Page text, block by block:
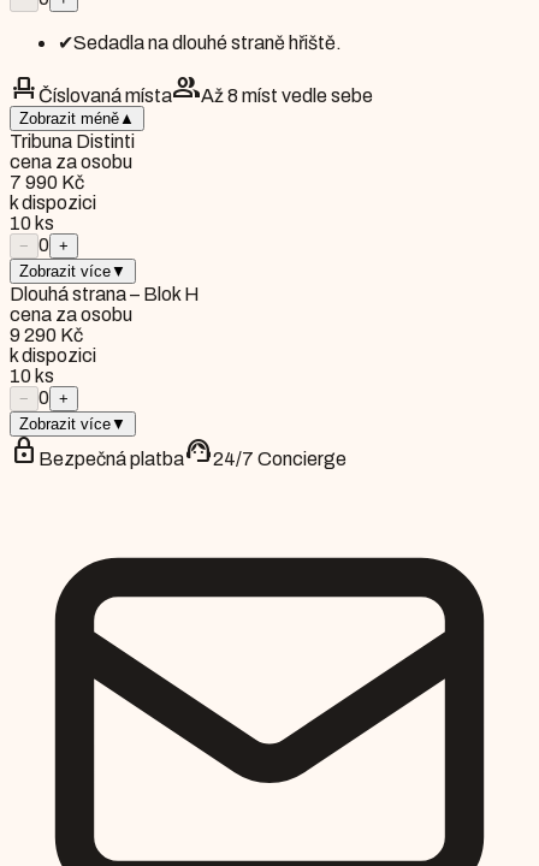
✔Sedadla na dlouhé straně hřiště.
event_seatČíslovaná místagroupAž 8 míst vedle sebe
Zobrazit méně ▲
Tribuna Distinti
cena za osobu
7 990 Kč
k dispozici
10 ks
− 0 +
Zobrazit více▼
Dlouhá strana – Blok H
cena za osobu
9 290 Kč
k dispozici
10 ks
− 0 +
Zobrazit více▼
lock Bezpečná platbasupport_agent24/7 Concierge